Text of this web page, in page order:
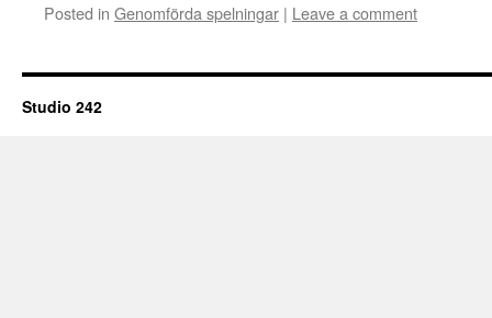
Posted in Genomförda spelningar | Leave a comment
Studio 242